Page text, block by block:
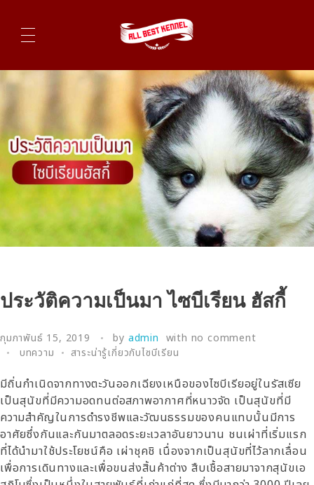
ประวัติความเป็นมา ไซบีเรียน ฮัสกี้
กุมภาพันธ์ 15, 2019 by admin with no comment
บทความ
สาระน่ารู้เกี่ยวกับไซบีเรียน
มีถิ่นกำเนิดจากทางตะวันออกเฉียงเหนือของไซบีเรียอยู่ในรัสเซีย
เป็นสุนัขที่มีความอดทนต่อสภาพอากาศที่หนาวจัด เป็นสุนัขที่มี
ความสำคัญในการดำรงชีพและวัฒนธรรมของคนแทบนั้นมีการ
อาศัยซึ่งกันและกันมาตลอดระยะเวลาอันยาวนาน ชนเผ่าที่เริ่มแรก
ที่ได้นำมาใช้ประโยชน์คือ เผ่าชุคชิ เนื่องจากเป็นสุนัขที่ไว้ลากเลื่อน
เพื่อการเดินทางและเพื่อขนส่งสิ้นค้าต่าง สืบเชื้อสายมาจากสุนัขเอ